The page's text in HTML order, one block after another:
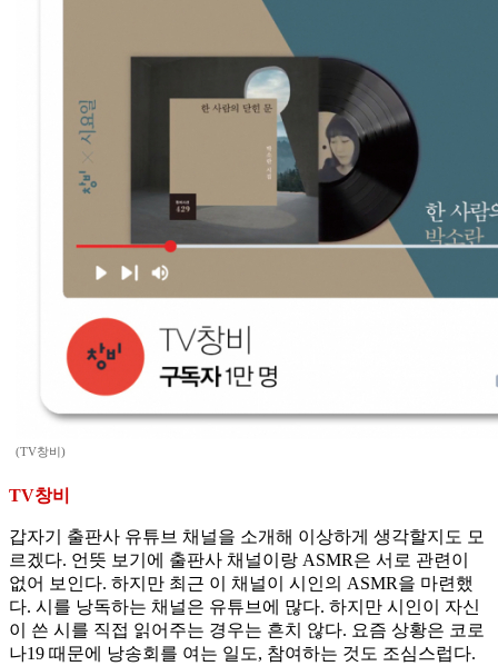
(TV창비)
TV창비
갑자기 출판사 유튜브 채널을 소개해 이상하게 생각할지도 모
르겠다. 언뜻 보기에 출판사 채널이랑 ASMR은 서로 관련이
없어 보인다. 하지만 최근 이 채널이 시인의 ASMR을 마련했
다. 시를 낭독하는 채널은 유튜브에 많다. 하지만 시인이 자신
이 쓴 시를 직접 읽어주는 경우는 흔치 않다. 요즘 상황은 코로
나19 때문에 낭송회를 여는 일도, 참여하는 것도 조심스럽다.